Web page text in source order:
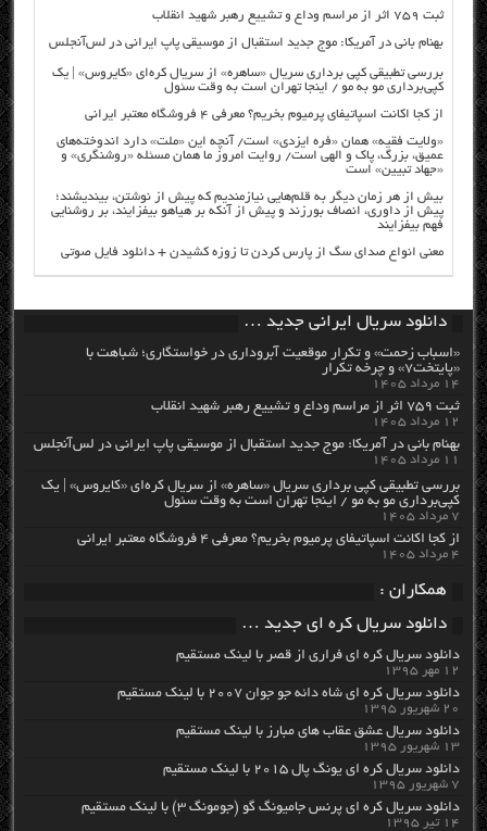
ثبت ۷۵۹ اثر از مراسم وداع و تشییع رهبر شهید انقلاب
بهنام بانی در آمریکا: موج جدید استقبال از موسیقی پاپ ایرانی در لس‌آنجلس
بررسی تطبیقی کپی برداری سریال «ساهره» از سریال کره‌ای «کایروس» | یک
کپی‌برداری مو به مو / اینجا تهران است به وقت سئول
از کجا اکانت اسپاتیفای پرمیوم بخریم؟ معرفی ۴ فروشگاه معتبر ایرانی
«ولایت فقیه» همان «فره ایزدی» است/ آنچه این «ملت» دارد اندوخته‌های
عمیق، بزرگ، پاک و الهی است/ روایت امروز ما همان مسئله «روشنگری» و
«جهاد تبیین» است
بیش از هر زمان دیگر به قلم‌هایی نیازمندیم که پیش از نوشتن، بیندیشند؛
پیش از داوری، انصاف بورزند و پیش از آنکه بر هیاهو بیفزایند، بر روشنایی
فهم بیفزایند
معنی انواع صدای سگ از پارس کردن تا زوزه کشیدن + دانلود فایل صوتی
دانلود سریال ایرانی جدید …
«اسباب زحمت» و تکرار موقعیت آبروداری در خواستگاری؛ شباهت با
«پایتخت۷» و چرخه تکرار
۱۴ مرداد ۱۴۰۵
ثبت ۷۵۹ اثر از مراسم وداع و تشییع رهبر شهید انقلاب
۱۲ مرداد ۱۴۰۵
بهنام بانی در آمریکا: موج جدید استقبال از موسیقی پاپ ایرانی در لس‌آنجلس
۱۱ مرداد ۱۴۰۵
بررسی تطبیقی کپی برداری سریال «ساهره» از سریال کره‌ای «کایروس» | یک
کپی‌برداری مو به مو / اینجا تهران است به وقت سئول
۷ مرداد ۱۴۰۵
از کجا اکانت اسپاتیفای پرمیوم بخریم؟ معرفی ۴ فروشگاه معتبر ایرانی
۴ مرداد ۱۴۰۵
همکاران :
دانلود سریال کره ای جدید …
دانلود سریال کره ای فراری از قصر با لینک مستقیم
۱۲ مهر ۱۳۹۵
دانلود سریال کره ای شاه دائه جو جوان ۲۰۰۷ با لینک مستقیم
۲۰ شهریور ۱۳۹۵
دانلود سریال عشق عقاب های مبارز با لینک مستقیم
۱۳ شهریور ۱۳۹۵
دانلود سریال کره ای یونگ پال ۲۰۱۵ با لینک مستقیم
۷ شهریور ۱۳۹۵
دانلود سریال کره ای پرنس جامیونگ گو (جومونگ ۳) با لینک مستقیم
۱۴ تیر ۱۳۹۵